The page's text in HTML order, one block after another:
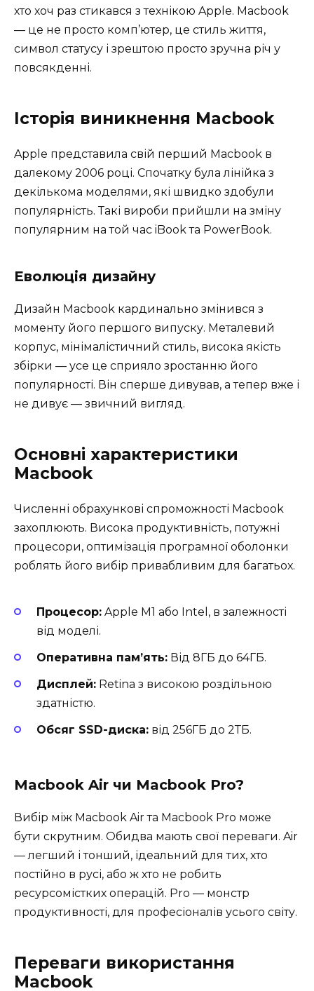
хто хоч раз стикався з технікою Apple. Macbook
— це не просто комп’ютер, це стиль життя,
символ статусу і зрештою просто зручна річ у
повсякденні.
Історія виникнення Macbook
Apple представила свій перший Macbook в
далекому 2006 році. Спочатку була лінійка з
декількома моделями, які швидко здобули
популярність. Такі вироби прийшли на зміну
популярним на той час iBook та PowerBook.
Еволюція дизайну
Дизайн Macbook кардинально змінився з
моменту його першого випуску. Металевий
корпус, мінімалістичний стиль, висока якість
збірки — усе це сприяло зростанню його
популярності. Він сперше дивував, а тепер вже і
не дивує — звичний вигляд.
Основні характеристики
Macbook
Численні обрахункові спроможності Macbook
захоплюють. Висока продуктивність, потужні
процесори, оптимізація програмної оболонки
роблять його вибір привабливим для багатьох.
Процесор: Apple M1 або Intel, в залежності
від моделі.
Оперативна пам’ять: Від 8ГБ до 64ГБ.
Дисплей: Retina з високою роздільною
здатністю.
Обсяг SSD-диска: від 256ГБ до 2ТБ.
Macbook Air чи Macbook Pro?
Вибір між Macbook Air та Macbook Pro може
бути скрутним. Обидва мають свої переваги. Air
— легший і тонший, ідеальний для тих, хто
постійно в русі, або ж хто не робить
ресурсомістких операцій. Pro — монстр
продуктивності, для професіоналів усього світу.
Переваги використання
Macbook